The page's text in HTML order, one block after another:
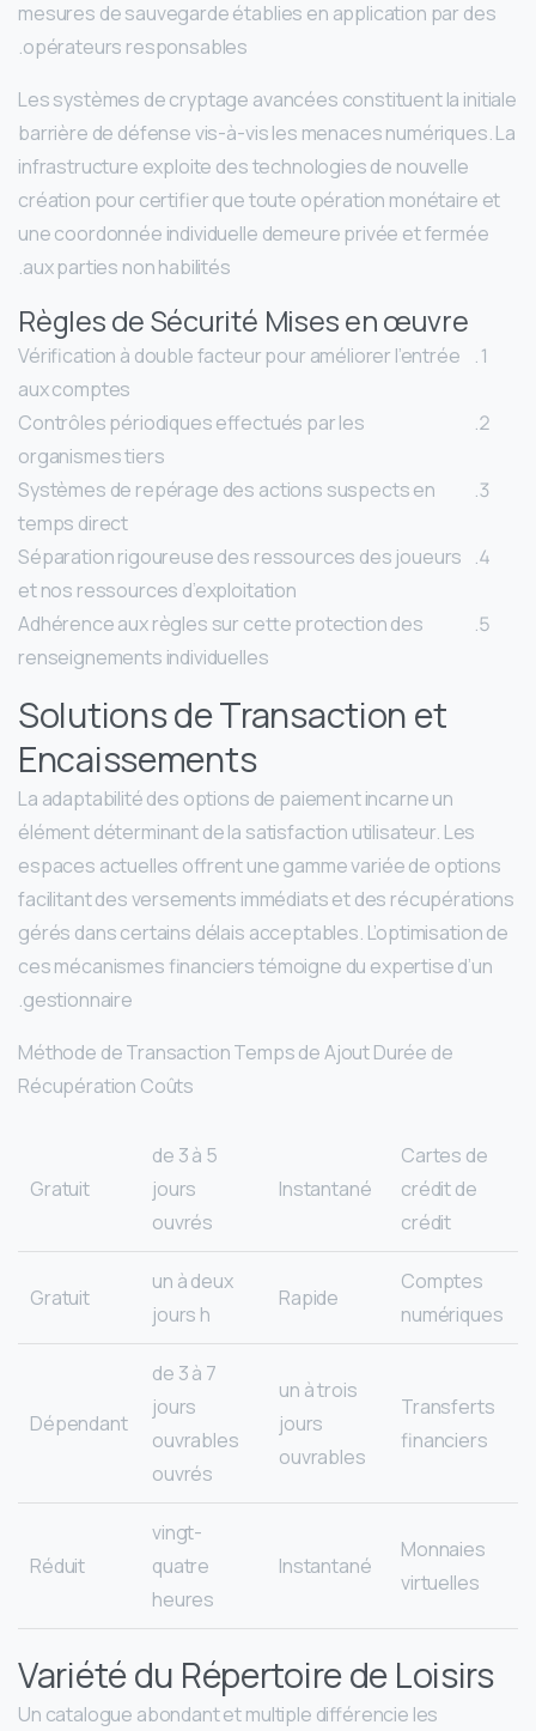
mesures de sauvegarde établies en application par des
opérateurs responsables.
Les systèmes de cryptage avancées constituent la initiale
barrière de défense vis-à-vis les menaces numériques. La
infrastructure exploite des technologies de nouvelle
création pour certifier que toute opération monétaire et
une coordonnée individuelle demeure privée et fermée
aux parties non habilités.
Règles de Sécurité Mises en œuvre
Vérification à double facteur pour améliorer l’entrée
aux comptes
Contrôles périodiques effectués par les
organismes tiers
Systèmes de repérage des actions suspects en
temps direct
Séparation rigoureuse des ressources des joueurs
et nos ressources d’exploitation
Adhérence aux règles sur cette protection des
renseignements individuelles
Solutions de Transaction et
Encaissements
La adaptabilité des options de paiement incarne un
élément déterminant de la satisfaction utilisateur. Les
espaces actuelles offrent une gamme variée de options
facilitant des versements immédiats et des récupérations
gérés dans certains délais acceptables. L’optimisation de
ces mécanismes financiers témoigne du expertise d’un
gestionnaire.
Méthode de Transaction Temps de Ajout Durée de
Récupération Coûts
Cartes de
crédit de
crédit
Instantané
de 3 à 5
jours
ouvrés
Gratuit
Comptes
numériques
Rapide
un à deux
jours h
Gratuit
Transferts
financiers
un à trois
jours
ouvrables
de 3 à 7
jours
ouvrables
ouvrés
Dépendant
Monnaies
virtuelles
Instantané
vingt-
quatre
heures
Réduit
Variété du Répertoire de Loisirs
Un catalogue abondant et multiple différencie les